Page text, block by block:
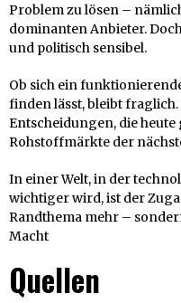
Problem zu lösen –
dominanten Anbieter.
und politisch sensibel.
Ob sich ein
finden lässt, bleibt fraglich.
Entscheidungen, die
Rohstoffmärkte der
In einer Welt, in der
wichtiger wird, ist der
Randthema mehr –
Macht
Quellen